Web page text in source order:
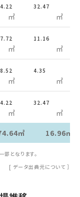
㎡
32.47
㎡
㎡
11.16
㎡
㎡
4.35
㎡
㎡
32.47
㎡
㎡ 16.96㎡
となります。
[ データ出典元について ］